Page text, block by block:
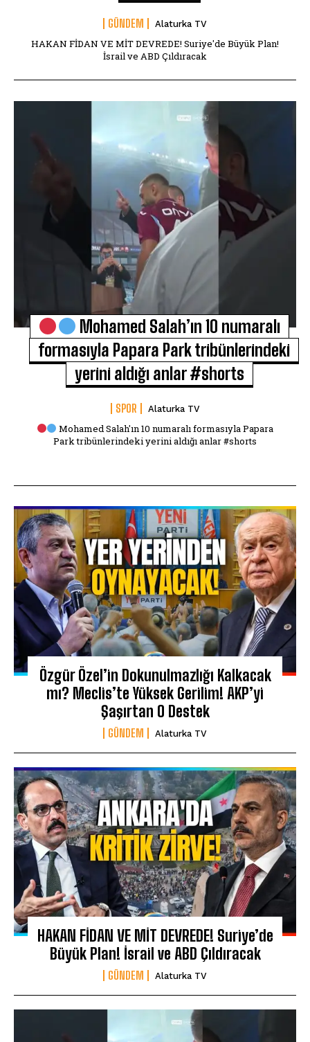
GÜNDEM Alaturka TV
HAKAN FİDAN VE MİT DEVREDE! Suriye'de Büyük Plan!
İsrail ve ABD Çıldıracak
Mohamed Salah’ın 10 numaralı
formasıyla Papara Park tribünlerindeki
yerini aldığı anlar #shorts
SPOR Alaturka TV
Mohamed Salah'ın 10 numaralı formasıyla Papara
Park tribünlerindeki yerini aldığı anlar #shorts
Özgür Özel’in Dokunulmazlığı Kalkacak
mı? Meclis’te Yüksek Gerilim! AKP’yi
Şaşırtan O Destek
GÜNDEM Alaturka TV
HAKAN FİDAN VE MİT DEVREDE! Suriye’de
Büyük Plan! İsrail ve ABD Çıldıracak
GÜNDEM Alaturka TV